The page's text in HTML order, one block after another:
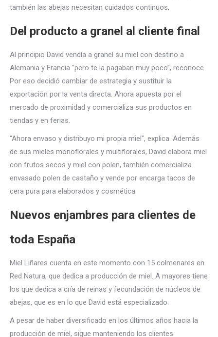
también las abejas necesitan cuidados continuos.
Del producto a granel al cliente final
Al principio David vendía a granel su miel con destino a
Alemania y Francia “pero te la pagaban muy poco”, reconoce.
Por eso decidió cambiar de estrategia y sustituir la
exportación por la venta directa. Ahora apuesta por el
mercado de proximidad y comercializa sus productos en
tiendas y en ferias.
“Ahora envaso y distribuyo mi propia miel”, explica. Además
de sus mieles monoflorales y multiflorales, David elabora miel
con frutos secos y miel con polen, también comercializa
envasado polen de castaño y vende por encarga tacos de
cera pura para elaborados y cosmética.
Nuevos enjambres para clientes de
toda España
Miel Liñares cuenta en este momento con 15 colmenares en
Red Natura, que dedica a producción de miel. A mayores tiene
los que dedica a cría de reinas y fecundación de núcleos de
abejas, que es en lo que David está especializado.
A pesar de haber diversificado en los últimos años hacia la
producción de miel, sigue manteniendo los clientes